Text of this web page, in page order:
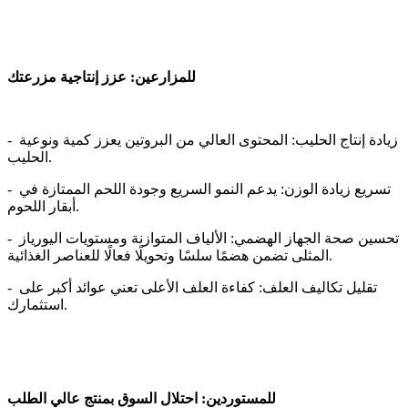
للمزارعين: عزز إنتاجية مزرعتك
- زيادة إنتاج الحليب: المحتوى العالي من البروتين يعزز كمية ونوعية
الحليب.
- تسريع زيادة الوزن: يدعم النمو السريع وجودة اللحم الممتازة في
أبقار اللحوم.
- تحسين صحة الجهاز الهضمي: الألياف المتوازنة ومستويات اليورياز
المثلى تضمن هضمًا سلسًا وتحويلًا فعالًا للعناصر الغذائية.
- تقليل تكاليف العلف: كفاءة العلف الأعلى تعني عوائد أكبر على
استثمارك.
للمستوردين: احتلال السوق بمنتج عالي الطلب